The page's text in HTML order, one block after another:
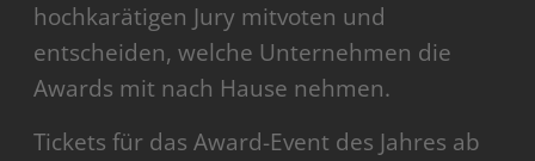
hochkarätigen Jury mitvoten und
entscheiden, welche Unternehmen die
Awards mit nach Hause nehmen.
Tickets für das Award-Event des Jahres ab